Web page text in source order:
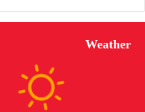
Weather